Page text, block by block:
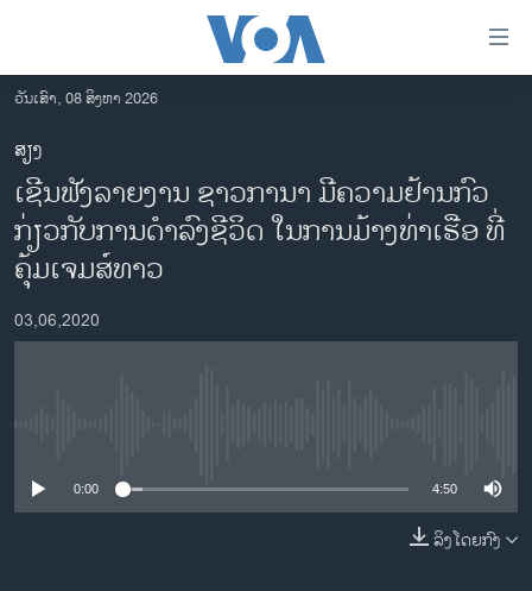
ເຂົ້າ
ຫາ
ຂ້າມ
ຂ້າມ
ຂ້າມ
ໄປ
ຫາ
ຊອກ
ຄົ້ນ
ລາວ
ອາເມຣິກາ
ການເລືອກຕັ້ງ ປະທານາທີບໍດີ ສະຫະລັດ 2024
ຂ່າວ​ຈີນ
ໂລກ
ຊຸມຊົນຊາວລາວ
ວັນເສົາ, 08 ສິງຫາ 2026
ສຽງ
ເຊີນຟັງລາຍງານ ຊາວການາ ມີຄວາມຢ້ານກົວ
ກ່ຽວກັບການດຳລົງຊີວິດ ໃນການມ້າງທ່າເຮືອ ທີ່
ຄຸ້ມເຈມສ໌ທາວ
03,06,2020
0:00 4:50
ລິງໂດຍກົງ